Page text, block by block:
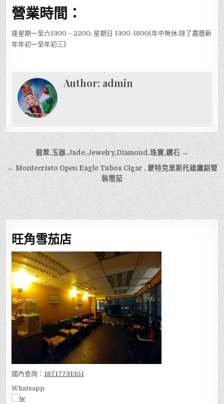
營業時間：
逢星期一至六1300 – 2200; 星期日 1300-1800(年中無休,除了農曆新
年年初一至年初三)
Author: admin
文
章
導
覽
翡翠,玉器,Jade,Jewelry,Diamond,珠寶,鑽石 →
← Montecristo Open Eagle Tubos Cigar , 蒙特克里斯托雄鷹鋁管
裝雪茄
旺角雪茄店
國內查詢： 18717731351
Whatsapp